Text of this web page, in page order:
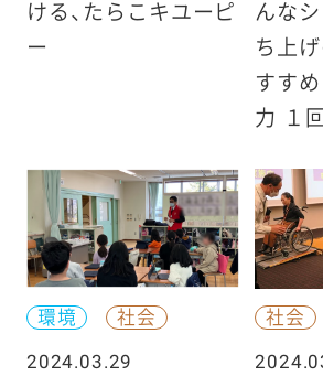
ける、たらこキユーピ
ー
んな
ち上
すす
力 １
環境
社会
2024.03.29
社会